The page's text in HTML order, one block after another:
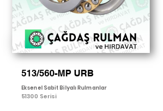
513/560-MP URB
Eksenel Sabit Bilyalı Rulmanlar
51300 Serisi